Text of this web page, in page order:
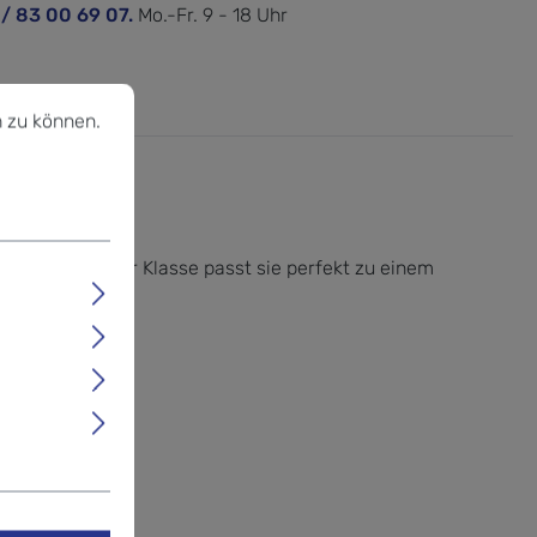
83 00 69 07. Mo.-Fr. 9 - 18 Uhr
Stil und ihrer Klasse passt sie perfekt zu einem
Mehr Informationen ...
können.